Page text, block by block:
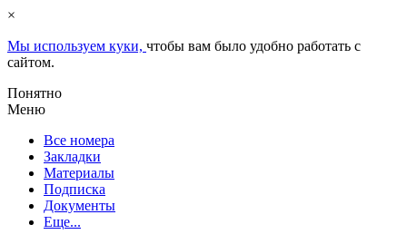
×
Мы используем куки, чтобы вам было удобно работать с
сайтом.
Понятно
Меню
Все номера
Закладки
Материалы
Подписка
Документы
Еще...